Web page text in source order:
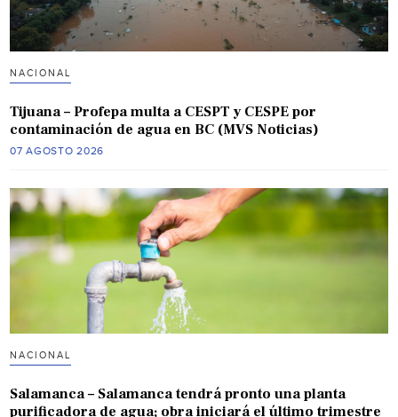
NACIONAL
Tijuana – Profepa multa a CESPT y CESPE por
contaminación de agua en BC (MVS Noticias)
07 AGOSTO 2026
NACIONAL
Salamanca – Salamanca tendrá pronto una planta
purificadora de agua; obra iniciará el último trimestre